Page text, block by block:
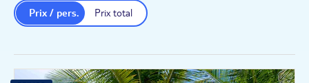
Prix total
Prix / pers.